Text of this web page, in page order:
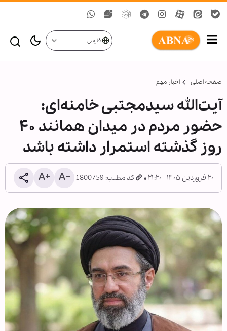
فارسی
صفحه اصلی اخبار مهم
آیت‌الله سیدمجتبی خامنه‌ای:
حضور مردم در میدان همانند ۴۰
روز گذشته استمرار داشته باشد
۲۰ فروردین ۱۴۰۵ - ۲۱:۲۰ کد مطلب: 1800759